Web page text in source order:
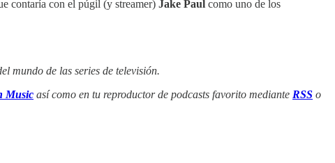
contaría con el púgil (y streamer) Jake Paul como uno de los
mundo de las series de televisión.
Music así como en tu reproductor de podcasts favorito mediante RSS o